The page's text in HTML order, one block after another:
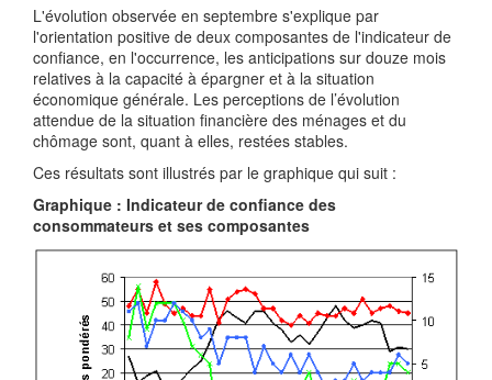
L'évolution observée en septembre s'explique par
l'orientation positive de deux composantes de l'indicateur de
confiance, en l'occurrence, les anticipations sur douze mois
relatives à la capacité à épargner et à la situation
économique générale. Les perceptions de l’évolution
attendue de la situation financière des ménages et du
chômage sont, quant à elles, restées stables.
Ces résultats sont illustrés par le graphique qui suit :
Graphique : Indicateur de confiance des
consommateurs et ses composantes